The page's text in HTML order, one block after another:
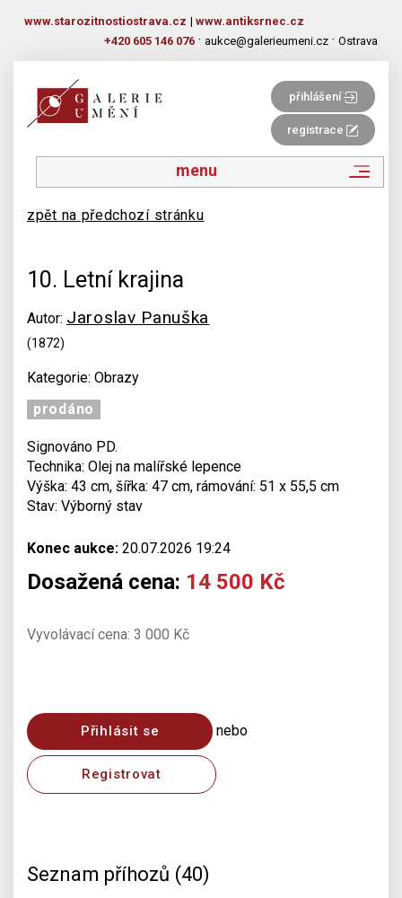
www.starozitnostiostrava.cz | www.antiksrnec.cz
+420 605 146 076 · aukce@galerieumeni.cz · Ostrava
přihlášení
registrace
menu
zpět na předchozí stránku
10. Letní krajina
Autor: Jaroslav Panuška
(1872)
Kategorie: Obrazy
prodáno
Signováno PD.
Technika: Olej na malířské lepence
Výška: 43 cm, šířka: 47 cm, rámování: 51 x 55,5 cm
Stav: Výborný stav
Konec aukce: 20.07.2026 19:24
Dosažená cena: 14 500 Kč
Vyvolávací cena: 3 000 Kč
Přihlásit se nebo
Registrovat
Seznam příhozů (40)